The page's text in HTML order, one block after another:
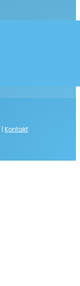
| Kontakt